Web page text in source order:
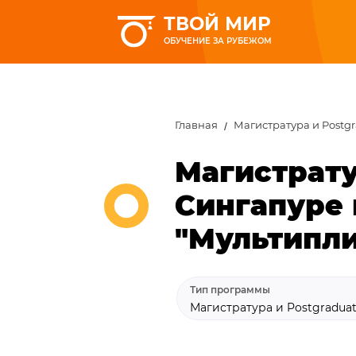
ТВОЙ МИР
ОБУЧЕНИЕ ЗА РУБЕЖОМ
Главная Магистратура и
Сингапуре
Тип программы
Магистратура и